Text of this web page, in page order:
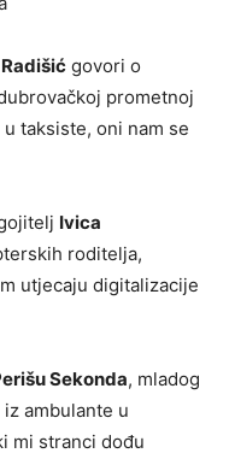
govori o
prometnoj
taksiste, oni nam se
Ivica
roditelja,
utjecaju digitalizacije
Sekonda, mladog
ambulante u
mi stranci dođu